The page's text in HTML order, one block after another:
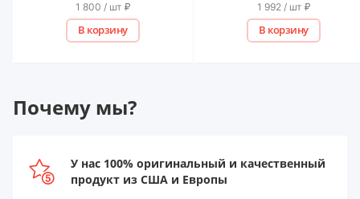
1 800 / шт ₽
В корзину
1 992 / шт ₽
В корзину
Почему мы?
У нас 100% оригинальный и качественный
продукт из США и Европы